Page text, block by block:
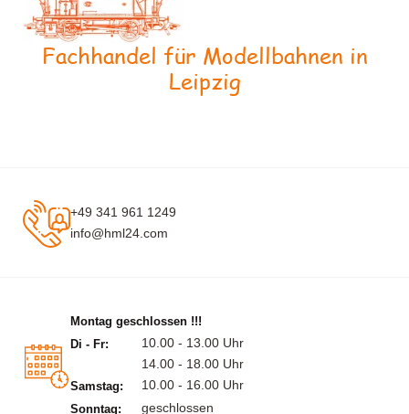
Fachhandel für Modellbahnen in
Leipzig
+49 341 961 1249
info@hml24.com
Montag geschlossen !!!
Di - Fr:
10.00 - 13.00 Uhr
14.00 - 18.00 Uhr
Samstag: 10.00 - 16.00 Uhr
Sonntag: geschlossen